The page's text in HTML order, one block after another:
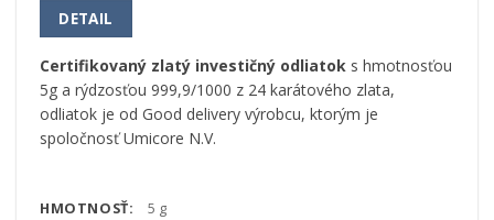
DETAIL
Certifikovaný zlatý investičný odliatok s hmotnosťou
5g a rýdzosťou 999,9/1000 z 24 karátového zlata,
odliatok je od Good delivery výrobcu, ktorým je
spoločnosť Umicore N.V.
HMOTNOSŤ:
5 g